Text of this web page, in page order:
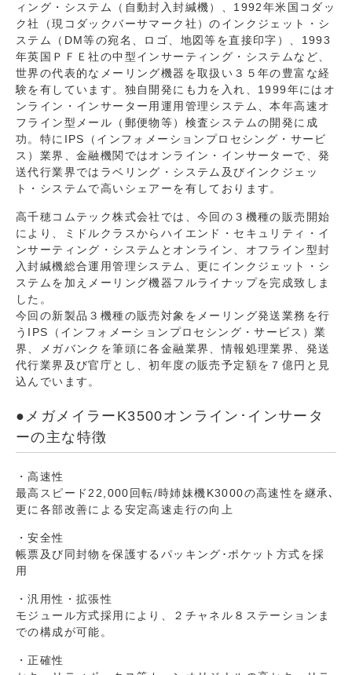
ィング・システム（自動封入封緘機）、1992年米国コダッ
ク社（現コダックバーサマーク社）のインクジェット・シ
ステム（DM等の宛名、ロゴ、地図等を直接印字）、1993
年英国ＰＦＥ社の中型インサーティング・システムなど、
世界の代表的なメーリング機器を取扱い３５年の豊富な経
験を有しています。独自開発にも力を入れ、1999年にはオ
ンライン・インサーター用運用管理システム、本年高速オ
フライン型メール（郵便物等）検査システムの開発に成
功。特にIPS（インフォメーションプロセシング・サービ
ス）業界、金融機関ではオンライン・インサーターで、発
送代行業界ではラベリング・システム及びインクジェッ
ト・システムで高いシェアーを有しております。
高千穂コムテック株式会社では、今回の３機種の販売開始
により、ミドルクラスからハイエンド・セキュリティ・イ
ンサーティング・システムとオンライン、オフライン型封
入封緘機総合運用管理システム、更にインクジェット・シ
ステムを加えメーリング機器フルライナップを完成致しま
した。
今回の新製品３機種の販売対象をメーリング発送業務を行
うIPS（インフォメーションプロセシング・サービス）業
界、メガバンクを筆頭に各金融業界、情報処理業界、発送
代行業界及び官庁とし、初年度の販売予定額を７億円と見
込んでいます。
●メガメイラーK3500オンライン･インサータ
ーの主な特徴
・高速性
最高スピード22,000回転/時姉妹機K3000の高速性を継承､
更に各部改善による安定高速走行の向上
・安全性
帳票及び同封物を保護するパッキング･ポケット方式を採
用
・汎用性・拡張性
モジュール方式採用により、２チャネル８ステーションま
での構成が可能。
・正確性